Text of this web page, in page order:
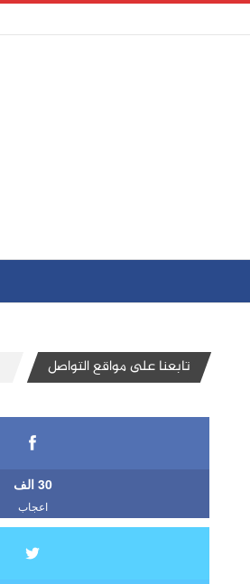
تابعنا على مواقع التواصل
30 الف
اعجاب